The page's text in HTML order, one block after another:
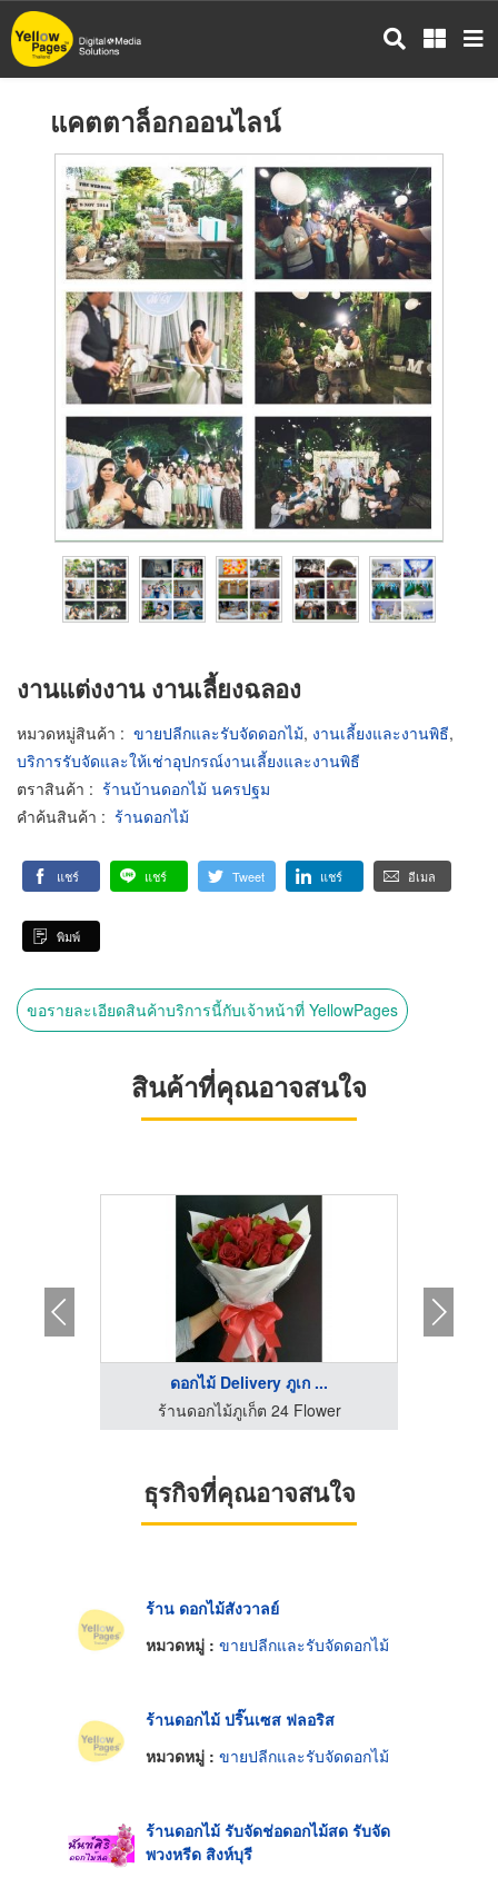
ข้าม
ไป
แคตตาล็อกออนไลน์
งานแต่งงาน งานเลี้ยงฉลอง
หมวดหมู่สินค้า : ขายปลีกและรับจัดดอกไม้, งานเลี้ยงและงานพิธี,
บริการรับจัดและให้เช่าอุปกรณ์งานเลี้ยงและงานพิธี
ตราสินค้า : ร้านบ้านดอกไม้ นครปฐม
คำค้นสินค้า : ร้านดอกไม้
แชร์ แชร์ Tweet แชร์ อีเมล
พิมพ์
ขอรายละเอียดสินค้าบริการนี้กับเจ้าหน้าที่ YellowPages
สินค้าที่คุณอาจสนใจ
ดอกไม้ Delivery ภูเก ...
ร้านดอกไม้ภูเก็ต 24 Flower
ธุรกิจที่คุณอาจสนใจ
ร้าน ดอกไม้สังวาลย์
หมวดหมู่ : ขายปลีกและรับจัดดอกไม้
ร้านดอกไม้ ปริ๊นเซส ฟลอริส
หมวดหมู่ : ขายปลีกและรับจัดดอกไม้
ร้านดอกไม้ รับจัดช่อดอกไม้สด รับจัด
พวงหรีด สิงห์บุรี